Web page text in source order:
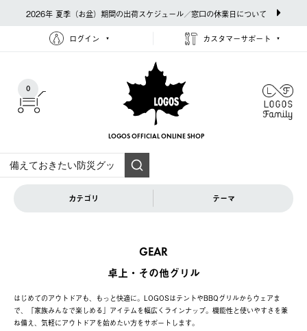
2026年 夏季（お盆）期間の出荷スケジュール／窓口の休業日について
ログイン カスタマーサポート
0
LOGOS OFFICIAL ONLINE SHOP
カテゴリ テーマ
GEAR
卓上・その他グリル
はじめてのアウトドアも、もっと快適に。LOGOSはテントやBBQグリルからウェアま
で、「家族みんなで楽しめる」アイテムを幅広くラインナップ。機能性と使いやすさを兼
ね備え、気軽にアウトドアを始めたい方をサポートします。